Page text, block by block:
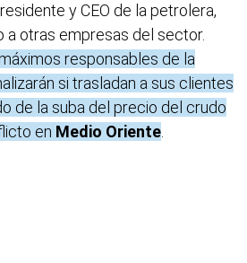
y CEO de la petrolera,
a otras empresas del sector.
responsables de la
si trasladan a sus clientes
de la suba del precio del crudo
en Medio Oriente